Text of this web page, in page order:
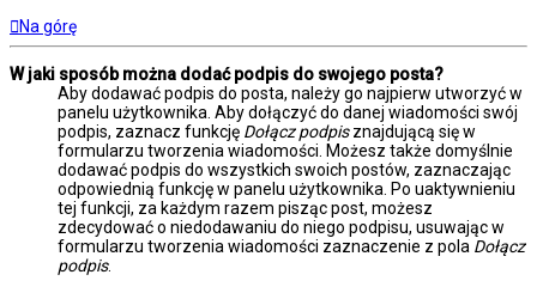
Na górę
W jaki sposób można dodać podpis do swojego posta?
Aby dodawać podpis do posta, należy go najpierw utworzyć w
panelu użytkownika. Aby dołączyć do danej wiadomości swój
podpis, zaznacz funkcję Dołącz podpisznajdującą się w
formularzu tworzenia wiadomości. Możesz także domyślnie
dodawać podpis do wszystkich swoich postów, zaznaczając
odpowiednią funkcję w panelu użytkownika. Po uaktywnieniu
tej funkcji, za każdym razem pisząc post, możesz
zdecydować o niedodawaniu do niego podpisu, usuwając w
formularzu tworzenia wiadomości zaznaczenie z pola Dołącz
podpis.